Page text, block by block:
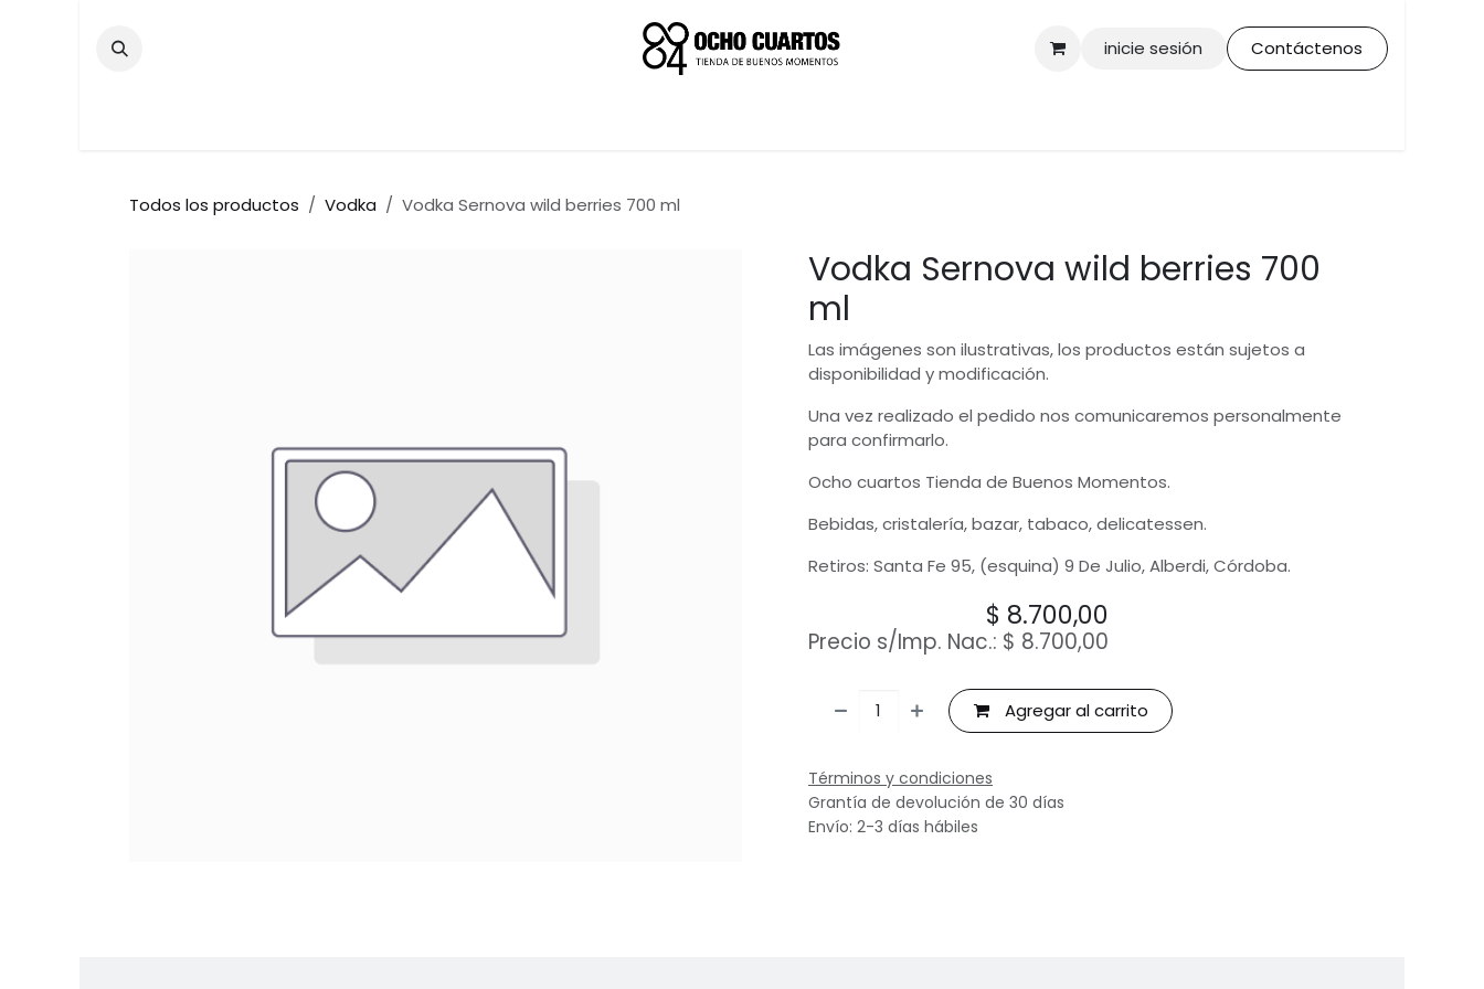
inicie sesión
Contáctenos
Todos los productos Vodka Vodka Sernova wild berries 700 ml
Vodka Sernova wild berries 700
ml
Las imágenes son ilustrativas, los productos están sujetos a
disponibilidad y modificación.
Una vez realizado el pedido nos comunicaremos personalmente
para confirmarlo.
Ocho cuartos Tienda de Buenos Momentos.
Bebidas, cristalería, bazar, tabaco, delicatessen.
Retiros: Santa Fe 95, (esquina) 9 De Julio, Alberdi, Córdoba.
$ 8.700,00
Precio s/Imp. Nac.: $ 8.700,00
Agregar al carrito
Términos y condiciones
Grantía de devolución de 30 días
Envío: 2-3 días hábiles